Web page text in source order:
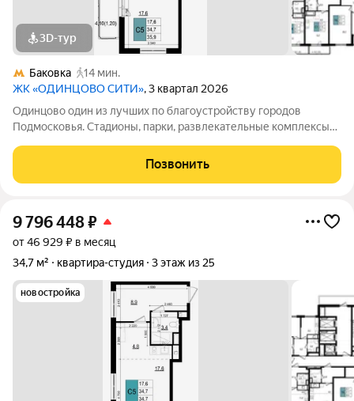
3D-тур
Баковка
14 мин.
ЖК «ОДИНЦОВО СИТИ», 3 квартал 2026
Одинцово один из лучших по благоустройству городов
Подмосковья. Стадионы, парки, развлекательные комплексы
рестораны, салоны красоты и удобные магазины расположены
прямо в вашем дворе, на 1-х
Позвонить
9 796 448₽
от 46 929 ₽ в месяц
34,7 м²
квартира-студия 3 этаж из 25
новостройка